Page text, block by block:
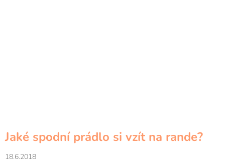
Jaké spodní prádlo si vzít na rande?
18.6.2018